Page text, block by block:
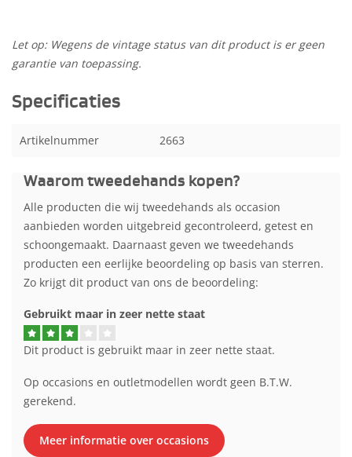
Let op: Wegens de vintage status van dit product is er geen
garantie van toepassing.
Specificaties
Artikelnummer 2663
Waarom tweedehands kopen?
Alle producten die wij tweedehands als occasion
aanbieden worden uitgebreid gecontroleerd, getest en
schoongemaakt. Daarnaast geven we tweedehands
producten een eerlijke beoordeling op basis van sterren.
Zo krijgt dit product van ons de beoordeling:
Gebruikt maar in zeer nette staat
Dit product is gebruikt maar in zeer nette staat.
Op occasions en outletmodellen wordt geen B.T.W.
gerekend.
Meer informatie over occasions